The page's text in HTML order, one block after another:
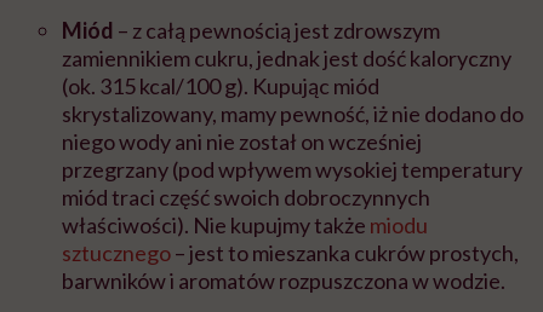
Miód – z całą pewnością jest zdrowszym
zamiennikiem cukru, jednak jest dość kaloryczny
(ok. 315 kcal/100 g). Kupując miód
skrystalizowany, mamy pewność, iż nie dodano do
niego wody ani nie został on wcześniej
przegrzany (pod wpływem wysokiej temperatury
miód traci część swoich dobroczynnych
właściwości). Nie kupujmy także miodu
sztucznego– jest to mieszanka cukrów prostych,
barwników i aromatów rozpuszczona w wodzie.